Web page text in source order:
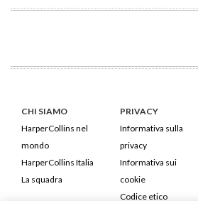
CHI SIAMO
HarperCollins nel
mondo
HarperCollins Italia
La squadra
PRIVACY
Informativa sulla
privacy
Informativa sui
cookie
Codice etico